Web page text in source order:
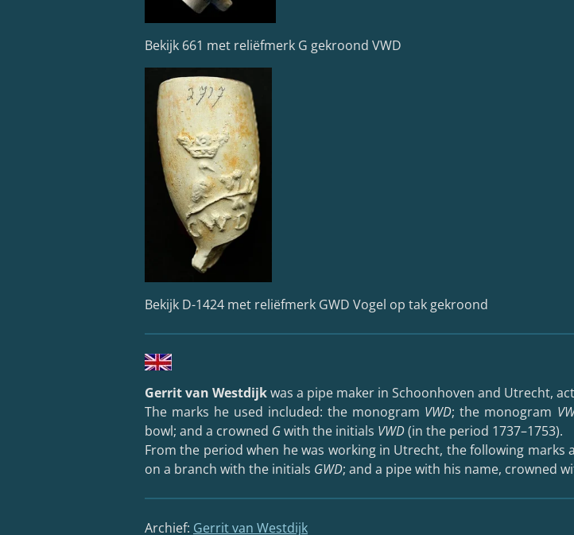
Bekijk 661 met reliëfmerk G gekroond VWD
Bekijk D-1424 met reliëfmerk GWD Vogel op tak gekroond
Gerrit van Westdijkwas a pipe maker in Schoonhoven and Utrecht,
The marks he used included: the monogram VWD; the monogram
bowl; and a crowned Gwith the initials VWD(in the period 1737–1753).
From the period when he was working in Utrecht, the following
on a branch with the initials GWD; and a pipe with his name, crowned
Archief: Gerrit van Westdijk